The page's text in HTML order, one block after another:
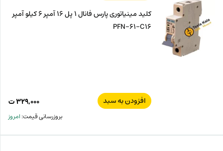
کلید مینیاتوری پارس فانال 1 پل 16 آمپر 6 کیلو آمپر
PFN-61-C16
افزودن به سبد ۳۲۹,۰۰۰ت
بروزرسانی قیمت:امروز